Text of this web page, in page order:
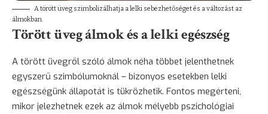
A törött üveg szimbolizálhatja a lelki sebezhetőséget és a változást az
álmokban.
Törött üveg álmok és a lelki egészség
A törött üvegről szóló álmok néha többet jelenthetnek
egyszerű szimbólumoknál – bizonyos esetekben lelki
egészségünk állapotát is tükrözhetik. Fontos megérteni,
mikor jelezhetnek ezek az álmok mélyebb pszichológiai